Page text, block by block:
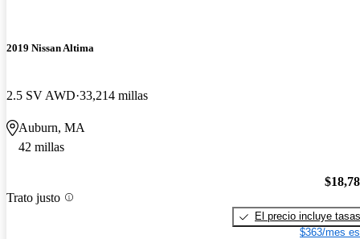
2019 Nissan Altima
2.5 SV AWD 33,214 millas
Auburn, MA
42 millas
Trato justo
El precio incluye tasas
$363/mes